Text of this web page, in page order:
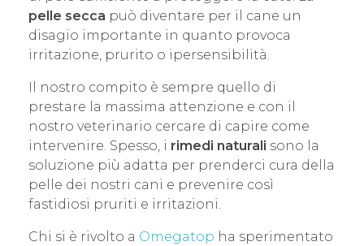
pelle secca può diventare per il cane un
disagio importante in quanto provoca
irritazione, prurito o ipersensibilità.
Il nostro compito è sempre quello di
prestare la massima attenzione e con il
nostro veterinario cercare di capire come
intervenire. Spesso, i rimedi naturali sono la
soluzione più adatta per prenderci cura della
pelle dei nostri cani e prevenire così
fastidiosi pruriti e irritazioni.
Chi si è rivolto a Omegatop ha sperimentato